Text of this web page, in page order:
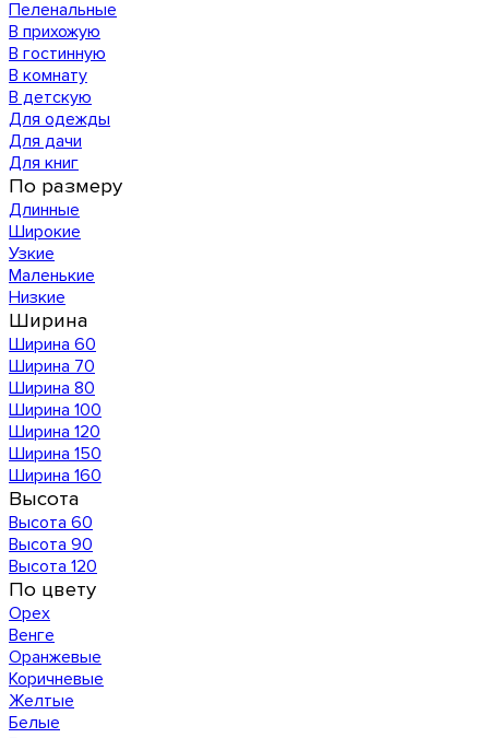
Пеленальные
В прихожую
В гостинную
В комнату
В детскую
Для одежды
Для дачи
Для книг
По размеру
Длинные
Широкие
Узкие
Маленькие
Низкие
Ширина
Ширина 60
Ширина 70
Ширина 80
Ширина 100
Ширина 120
Ширина 150
Ширина 160
Высота
Высота 60
Высота 90
Высота 120
По цвету
Орех
Венге
Оранжевые
Коричневые
Желтые
Белые